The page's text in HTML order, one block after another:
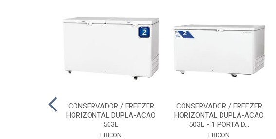
CONSERVADOR / FREEZER
HORIZONTAL DUPLA-ACAO
503L
FRICON
CONSERVADOR / FREEZER
HORIZONTAL DUPLA-ACAO
503L - 1 PORTA D...
FRICON